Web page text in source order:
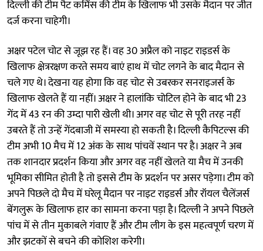
दिल्ली की टीम पैट कमिंस की टीम के खिलाफ भी उसके मैदान पर जीत
दर्ज करना चाहेगी।
अक्षर पटेल चोट से जूझ रह हैं। वह 30 अप्रैल को नाइट राइडर्स के
खिलाफ क्षेत्ररक्षण करते समय बाएं हाथ में चोट लगने के बाद मैदान से
चले गए थे। देखना यह होगा कि वह चोट से उबरकर सनराइजर्स के
खिलाफ खेलते हैं या नहीं। अक्षर ने हालांकि चोटिल होने के बाद भी 23
गेंद में 43 रन की उम्दा पारी खेली थी। अगर वह चोट से पूरी तरह नहीं
उबरते हैं तो उन्हें गेंदबाजी में समस्या हो सकती है। दिल्ली कैपिटल्स की
टीम अभी 10 मैच में 12 अंक के साथ पांचवें स्थान पर है। अक्षर ने अब
तक शानदार प्रदर्शन किया और अगर वह नहीं खेलते या मैच में उनकी
भूमिका सीमित होती है तो इससे टीम के प्रदर्शन पर असर पड़ेगा। टीम को
अपने पिछले दो मैच में घरेलू मैदान पर नाइट राइडर्स और रॉयल चैलेंजर्स
बेंगलुरू के खिलाफ हार का सामना करना पड़ा है। दिल्ली ने अपने पिछले
पांच में से तीन मुकाबले गंवाए हैं और टीम लीग के इस महत्वपूर्ण चरण में
और झटकों से बचने की कोशिश करेगी।